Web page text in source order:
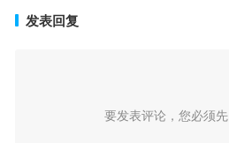
发表回复
要发表评论，您必须先